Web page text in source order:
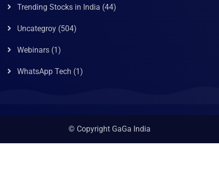
Trending Stocks in India (44)
Uncategroy (504)
Webinars (1)
WhatsApp Tech (1)
© Copyright GaGa India